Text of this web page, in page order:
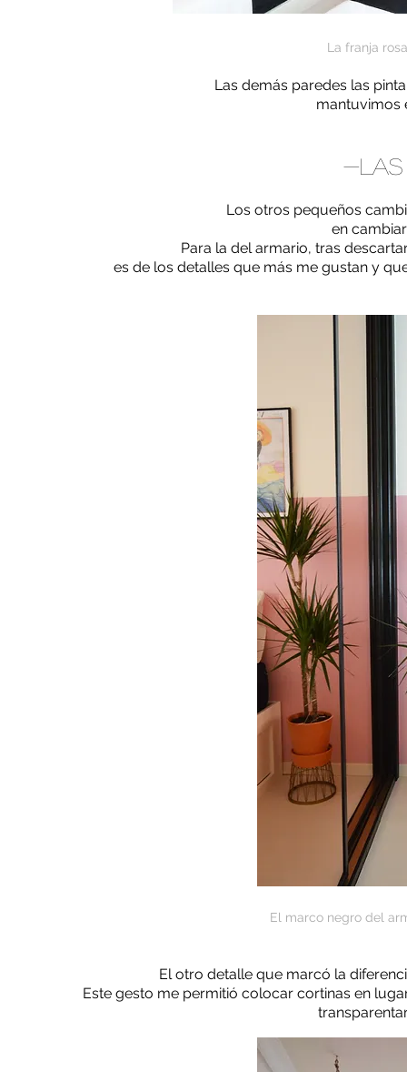
La franja
Las demás paredes las
mantuvimos
-Las
Los otros pequeños
en
Para la del armario, tras
es de los detalles que más me gustan y
El marco negro del
El otro detalle que marcó la
Este gesto me permitió colocar cortinas en